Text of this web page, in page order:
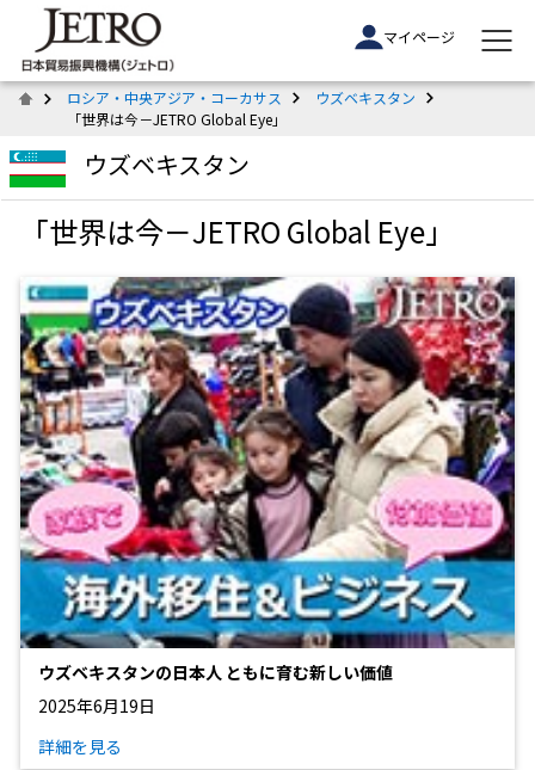
マイページ
ロシア・中央アジア・コーカサス
ウズベキスタン
「世界は今－JETRO Global Eye」
ウズベキスタン
「世界は今－JETRO Global Eye」
ウズベキスタンの日本人 ともに育む新しい価値
2025年6月19日
詳細を見る